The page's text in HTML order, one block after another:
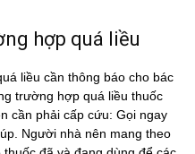
hợp quá liều
liều cần thông báo cho bác
trường hợp quá liều thuốc
cần phải cấp cứu: Gọi ngay
Người nhà nên mang theo